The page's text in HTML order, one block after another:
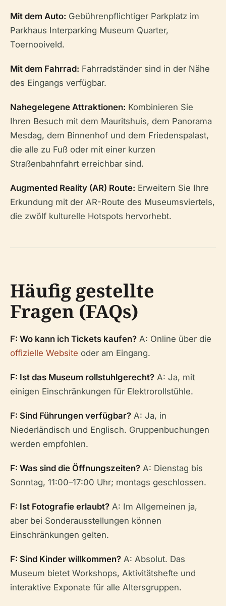
Mit dem Auto: Gebührenpflichtiger Parkplatz im
Parkhaus Interparking Museum Quarter,
Toernooiveld.
Mit dem Fahrrad: Fahrradständer sind in der Nähe
des Eingangs verfügbar.
Nahegelegene Attraktionen: Kombinieren Sie
Ihren Besuch mit dem Mauritshuis, dem Panorama
Mesdag, dem Binnenhof und dem Friedenspalast,
die alle zu Fuß oder mit einer kurzen
Straßenbahnfahrt erreichbar sind.
Augmented Reality (AR) Route: Erweitern Sie Ihre
Erkundung mit der AR-Route des Museumsviertels,
die zwölf kulturelle Hotspots hervorhebt.
Häufig gestellte
Fragen (FAQs)
F: Wo kann ich Tickets kaufen? A: Online über die
offizielle Website oder am Eingang.
F: Ist das Museum rollstuhlgerecht? A: Ja, mit
einigen Einschränkungen für Elektrorollstühle.
F: Sind Führungen verfügbar? A: Ja, in
Niederländisch und Englisch. Gruppenbuchungen
werden empfohlen.
F: Was sind die Öffnungszeiten? A: Dienstag bis
Sonntag, 11:00–17:00 Uhr; montags geschlossen.
F: Ist Fotografie erlaubt? A: Im Allgemeinen ja,
aber bei Sonderausstellungen können
Einschränkungen gelten.
F: Sind Kinder willkommen? A: Absolut. Das
Museum bietet Workshops, Aktivitätshefte und
interaktive Exponate für alle Altersgruppen.